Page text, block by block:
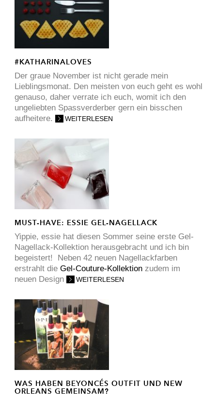
#KATHARINALOVES
Der graue November ist nicht gerade mein
Lieblingsmonat. Den meisten von euch geht es wohl
genauso, daher verrate ich euch, womit ich den
ungeliebten Spassverderber gern ein bisschen
aufheitere.
WEITERLESEN
MUST-HAVE: ESSIE GEL-NAGELLACK
Yippie, essie hat diesen Sommer seine erste Gel-
Nagellack-Kollektion herausgebracht und ich bin
begeistert! Neben 42 neuen Nagellackfarben
erstrahlt die Gel-Couture-Kollektion zudem im
neuen Design
WEITERLESEN
WAS HABEN BEYONCÉS OUTFIT UND NEW
ORLEANS GEMEINSAM?